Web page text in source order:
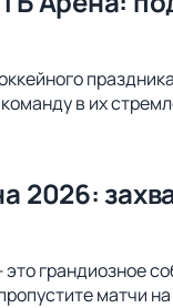
в их
2026:
грандиозное
матчи